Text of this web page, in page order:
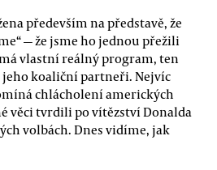
především na představě, že
— že jsme ho jednou přežili
vlastní reálný program, ten
koaliční partneři. Nejvíc
chlácholení amerických
věci tvrdili po vítězství Donalda
volbách. Dnes vidíme, jak